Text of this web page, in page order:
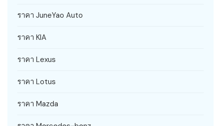
ราคา JuneYao Auto
ราคา KIA
ราคา Lexus
ราคา Lotus
ราคา Mazda